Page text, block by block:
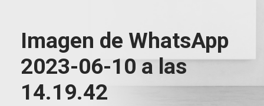
Imagen de WhatsApp
2023-06-10 a las
14.19.42